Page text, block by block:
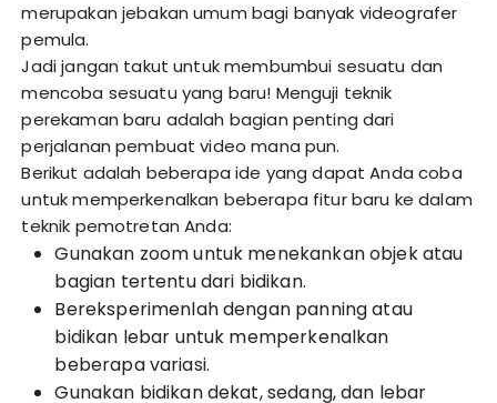
merupakan jebakan umum bagi banyak videografer
pemula.
Jadi jangan takut untuk membumbui sesuatu dan
mencoba sesuatu yang baru! Menguji teknik
perekaman baru adalah bagian penting dari
perjalanan pembuat video mana pun.
Berikut adalah beberapa ide yang dapat Anda coba
untuk memperkenalkan beberapa fitur baru ke dalam
teknik pemotretan Anda:
Gunakan zoom untuk menekankan objek atau
bagian tertentu dari bidikan.
Bereksperimenlah dengan panning atau
bidikan lebar untuk memperkenalkan
beberapa variasi.
Gunakan bidikan dekat, sedang, dan lebar